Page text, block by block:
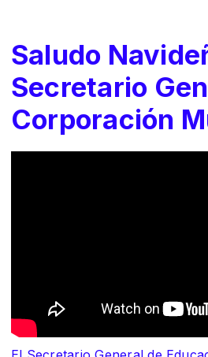
Saludo
Secretario
Corporación